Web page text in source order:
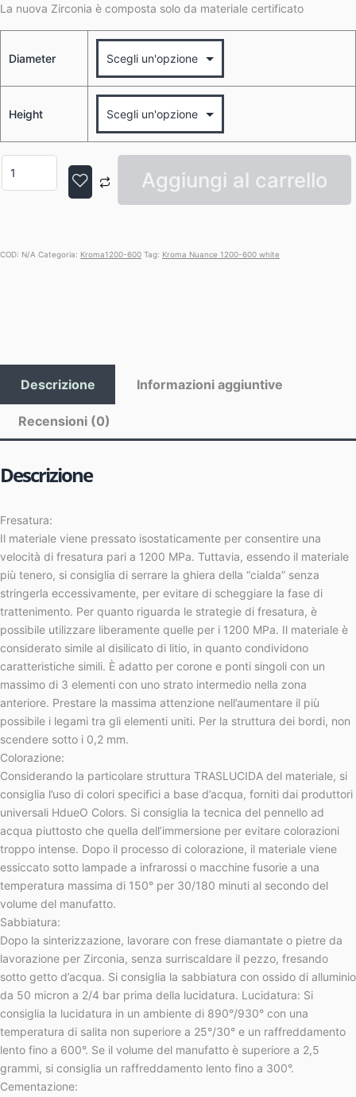
La nuova Zirconia è composta solo da materiale certificato
Diameter
Height
Aggiungi al carrello
COD: N/A Categoria: Kroma1200-600 Tag: Kroma Nuance 1200-600 white
Descrizione Informazioni aggiuntive
Recensioni (0)
Descrizione
Fresatura:
Il materiale viene pressato isostaticamente per consentire una
velocità di fresatura pari a 1200 MPa. Tuttavia, essendo il materiale
più tenero, si consiglia di serrare la ghiera della “cialda” senza
stringerla eccessivamente, per evitare di scheggiare la fase di
trattenimento. Per quanto riguarda le strategie di fresatura, è
possibile utilizzare liberamente quelle per i 1200 MPa. Il materiale è
considerato simile al disilicato di litio, in quanto condividono
caratteristiche simili. È adatto per corone e ponti singoli con un
massimo di 3 elementi con uno strato intermedio nella zona
anteriore. Prestare la massima attenzione nell’aumentare il più
possibile i legami tra gli elementi uniti. Per la struttura dei bordi, non
scendere sotto i 0,2 mm.
Colorazione:
Considerando la particolare struttura TRASLUCIDA del materiale, si
consiglia l’uso di colori specifici a base d’acqua, forniti dai produttori
universali HdueO Colors. Si consiglia la tecnica del pennello ad
acqua piuttosto che quella dell’immersione per evitare colorazioni
troppo intense. Dopo il processo di colorazione, il materiale viene
essiccato sotto lampade a infrarossi o macchine fusorie a una
temperatura massima di 150° per 30/180 minuti al secondo del
volume del manufatto.
Sabbiatura:
Dopo la sinterizzazione, lavorare con frese diamantate o pietre da
lavorazione per Zirconia, senza surriscaldare il pezzo, fresando
sotto getto d’acqua. Si consiglia la sabbiatura con ossido di alluminio
da 50 micron a 2/4 bar prima della lucidatura. Lucidatura: Si
consiglia la lucidatura in un ambiente di 890°/930° con una
temperatura di salita non superiore a 25°/30° e un raffreddamento
lento fino a 600°. Se il volume del manufatto è superiore a 2,5
grammi, si consiglia un raffreddamento lento fino a 300°.
Cementazione: